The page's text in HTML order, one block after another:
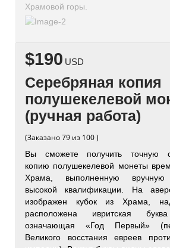
Храмовой горы.
$190 USD
Серебряная копия
полушекелевой
(ручная работа)
(Заказано 79 из 100 )
Вы сможете получить точную
копию полушекелевой монеты
Храма, выполненную вручную
высокой квалификации. На
изображен кубок из Храма,
расположена ивритская
означающая «Год Первый»
Великого восстания евреев